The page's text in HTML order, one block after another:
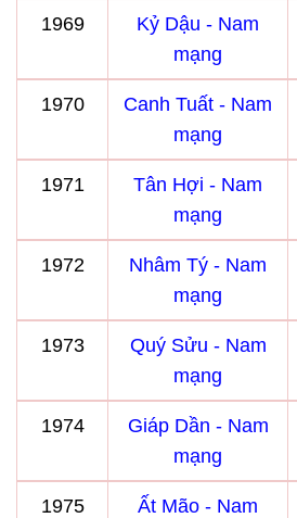
1969
Kỷ Dậu - Nam
mạng
1970
Canh Tuất - Nam
mạng
1971
Tân Hợi - Nam
mạng
1972
Nhâm Tý - Nam
mạng
1973
Quý Sửu - Nam
mạng
1974
Giáp Dần - Nam
mạng
1975
Ất Mão - Nam